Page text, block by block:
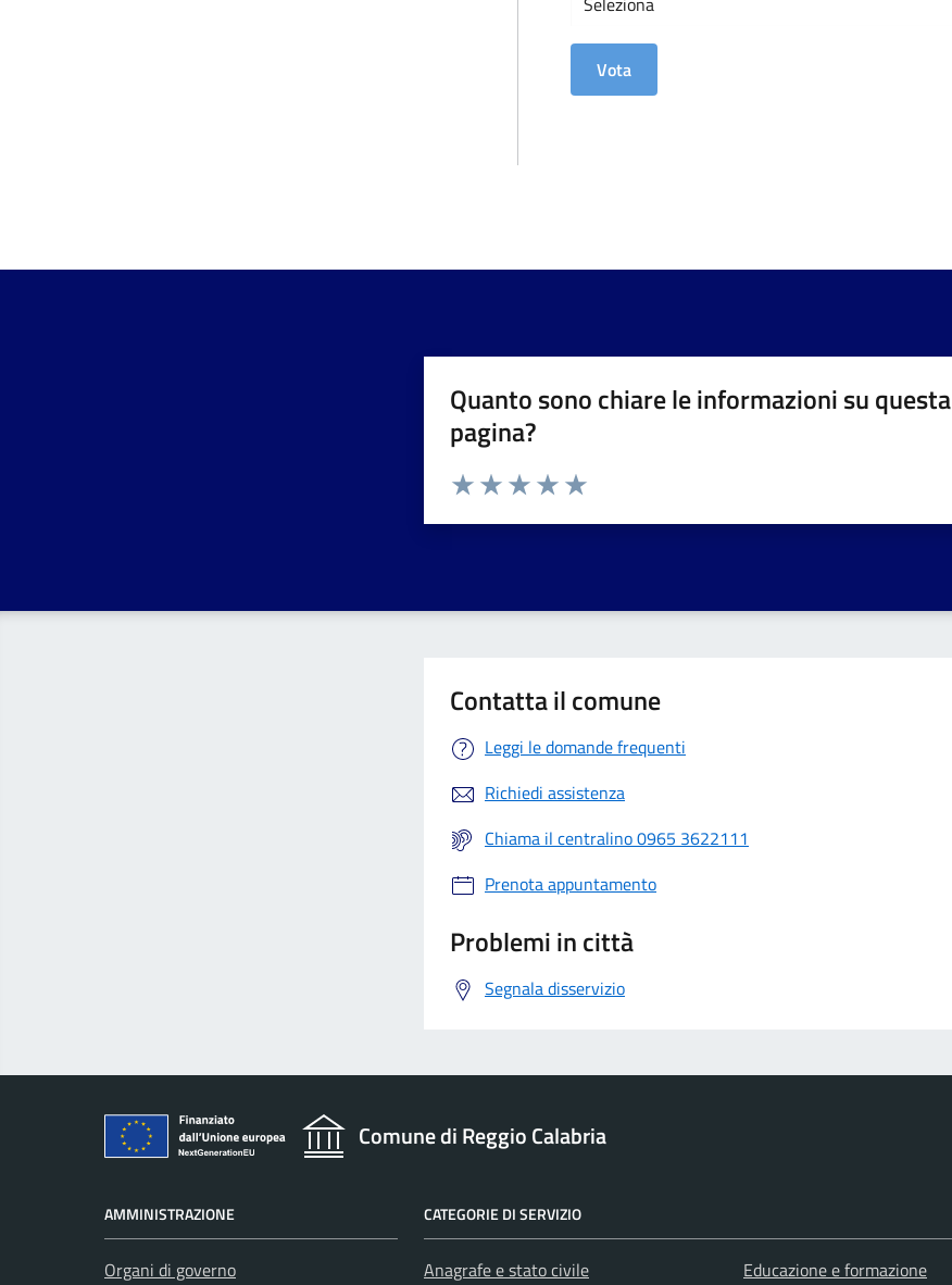
Quanto sono chiare le informazioni su questa
pagina?
Valuta da 1 a 5 stelle la pagina
Contatta il comune
Leggi le domande frequenti
Richiedi assistenza
Chiama il centralino 0965 3622111
Prenota appuntamento
Problemi in città
Segnala disservizio
Comune di Reggio Calabria
AMMINISTRAZIONE
Organi di governo
CATEGORIE DI SERVIZIO
Anagrafe e stato civile Educazione e formazione